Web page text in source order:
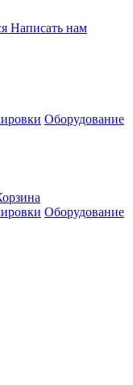
Написать нам
Оборудование
Оборудование